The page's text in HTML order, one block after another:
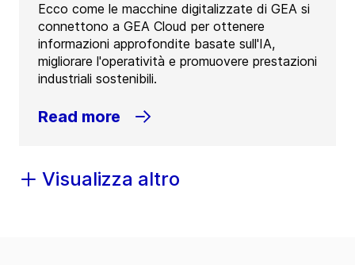
Ecco come le macchine digitalizzate di GEA si
connettono a GEA Cloud per ottenere
informazioni approfondite basate sull'IA,
migliorare l'operatività e promuovere prestazioni
industriali sostenibili.
Read more
Visualizza altro